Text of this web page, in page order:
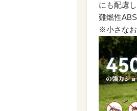
にも配慮
難燃性
※小さなお